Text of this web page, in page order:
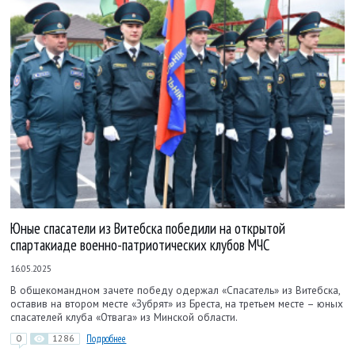
Юные спасатели из Витебска победили на открытой
спартакиаде военно-патриотических клубов МЧС
16.05.2025
В общекомандном зачете победу одержал «Спасатель» из Витебска,
оставив на втором месте «Зубрят» из Бреста, на третьем месте – юных
спасателей клуба «Отвага» из Минской области.
0 1286 Подробнее